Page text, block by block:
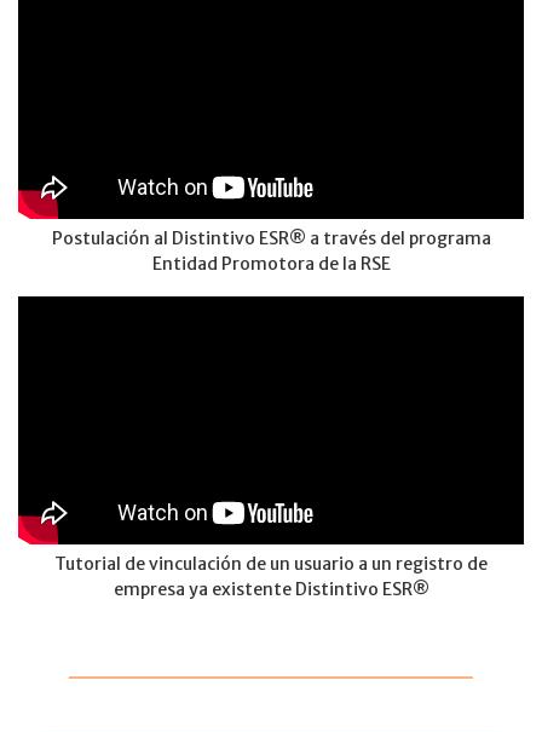
Postulación al Distintivo ESR® a través del programa
Entidad Promotora de la RSE
Tutorial de vinculación de un usuario a un registro de
empresa ya existente Distintivo ESR®